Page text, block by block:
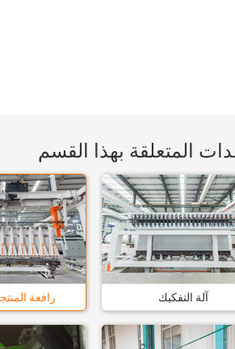
المتعلقة بهذا القسم
آلة التفكيك رافعة